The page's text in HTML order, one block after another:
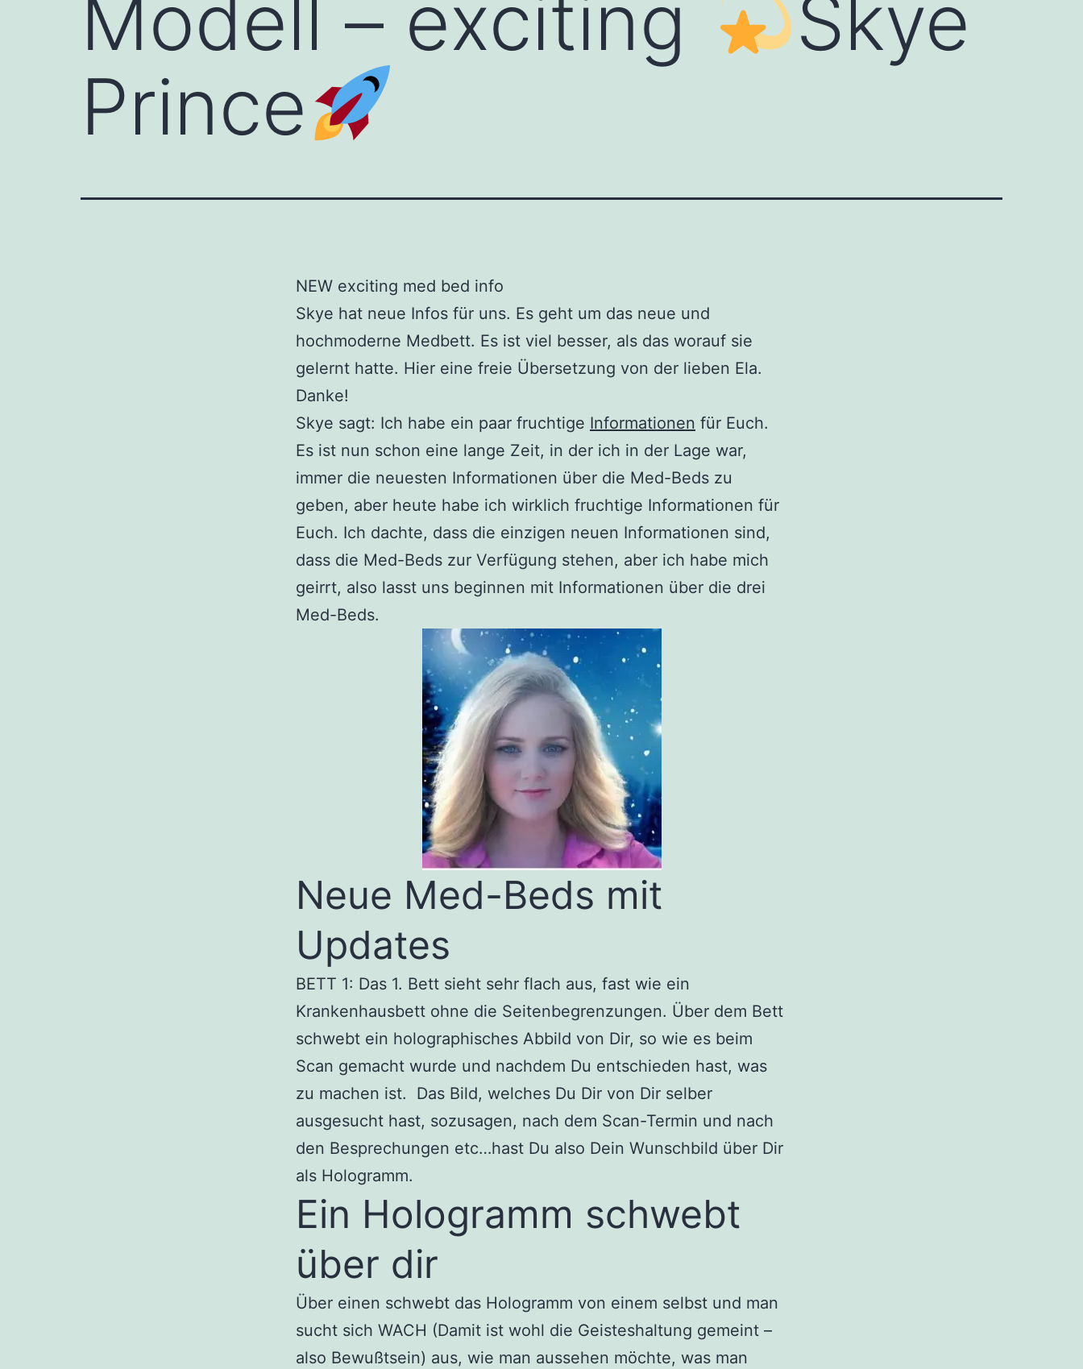
Modell – exciting
Skye
Prince
NEW exciting med bed info
Skye hat neue Infos für uns. Es geht um das neue und
hochmoderne Medbett. Es ist viel besser, als das worauf sie
gelernt hatte. Hier eine freie Übersetzung von der lieben Ela.
Danke!
Skye sagt: Ich habe ein paar fruchtige Informationen für Euch.
Es ist nun schon eine lange Zeit, in der ich in der Lage war,
immer die neuesten Informationen über die Med-Beds zu
geben, aber heute habe ich wirklich fruchtige Informationen für
Euch. Ich dachte, dass die einzigen neuen Informationen sind,
dass die Med-Beds zur Verfügung stehen, aber ich habe mich
geirrt, also lasst uns beginnen mit Informationen über die drei
Med-Beds.
Neue Med-Beds mit
Updates
BETT 1: Das 1. Bett sieht sehr flach aus, fast wie ein
Krankenhausbett ohne die Seitenbegrenzungen. Über dem Bett
schwebt ein holographisches Abbild von Dir, so wie es beim
Scan gemacht wurde und nachdem Du entschieden hast, was
zu machen ist. Das Bild, welches Du Dir von Dir selber
ausgesucht hast, sozusagen, nach dem Scan-Termin und nach
den Besprechungen etc…hast Du also Dein Wunschbild über Dir
als Hologramm.
Ein Hologramm schwebt
über dir
Über einen schwebt das Hologramm von einem selbst und man
sucht sich WACH (Damit ist wohl die Geisteshaltung gemeint –
also Bewußtsein) aus, wie man aussehen möchte, was man